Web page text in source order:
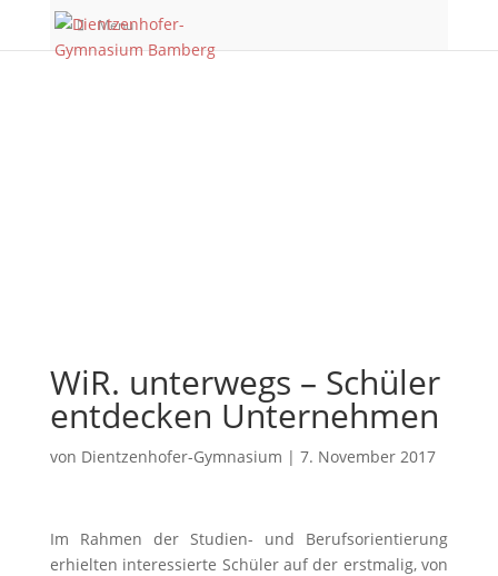
Menu
WiR. unterwegs – Schüler
entdecken Unternehmen
von Dientzenhofer-Gymnasium | 7. November 2017
Im Rahmen der Studien- und Berufsorientierung
erhielten interessierte Schüler auf der erstmalig, von